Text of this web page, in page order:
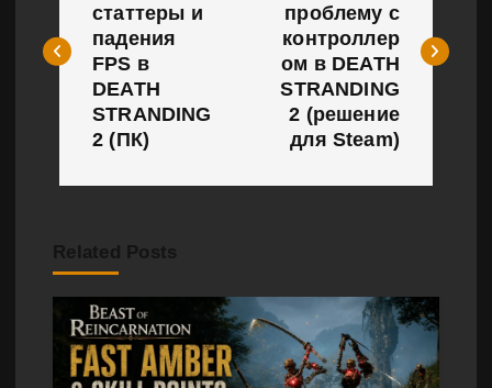
в
и
и
я
о
статтеры и
падения
FPS в
DEATH
STRANDING
2 (ПК)
проблему с
контроллер
ом в DEATH
STRANDING
2 (решение
для Steam)
Related Posts